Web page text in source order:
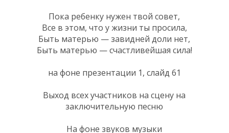
Пока ребенку нужен твой совет,
Все в этом, что у жизни ты просила,
Быть матерью — завидней доли нет,
Быть матерью — счастливейшая сила!
на фоне презентации 1, слайд 61
Выход всех участников на сцену на
заключительную песню
На фоне звуков музыки